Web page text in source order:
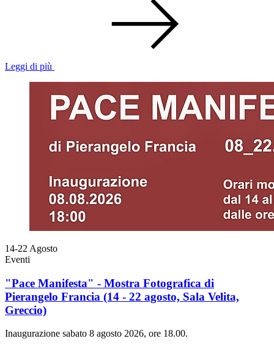
Leggi di più
14-22 Agosto
Eventi
"Pace Manifesta" - Mostra Fotografica di
Pierangelo Francia (14 - 22 agosto, Sala Velita,
Greccio)
Inaugurazione sabato 8 agosto 2026, ore 18.00.